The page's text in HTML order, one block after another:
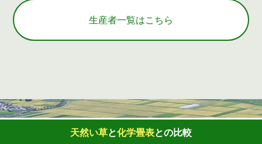
生産者一覧はこちら
天然い草と化学畳表との比較